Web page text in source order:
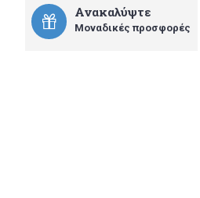
Ανακαλύψτε
Μοναδικές προσφορές